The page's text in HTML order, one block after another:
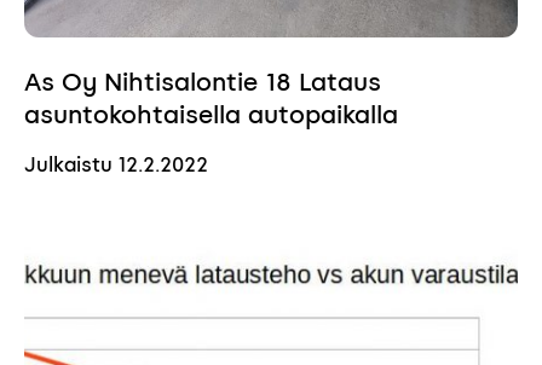
As Oy Nihtisalontie 18 Lataus
asuntokohtaisella autopaikalla
Julkaistu 12.2.2022